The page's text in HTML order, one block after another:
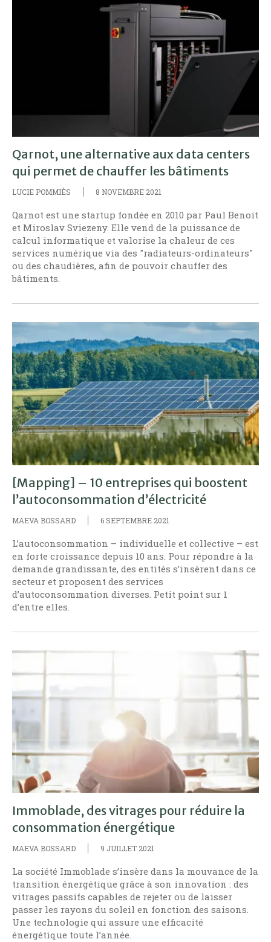
Qarnot, une alternative aux data centers
qui permet de chauffer les bâtiments
LUCIE POMMIÈS 8 NOVEMBRE 2021
Qarnot est une startup fondée en 2010 par Paul Benoit
et Miroslav Sviezeny. Elle vend de la puissance de
calcul informatique et valorise la chaleur de ces
services numérique via des "radiateurs-ordinateurs"
ou des chaudières, afin de pouvoir chauffer des
bâtiments.
[Mapping] – 10 entreprises qui boostent
l’autoconsommation d’électricité
MAEVA BOSSARD 6 SEPTEMBRE 2021
L’autoconsommation – individuelle et collective – est
en forte croissance depuis 10 ans. Pour répondre à la
demande grandissante, des entités s’insèrent dans ce
secteur et proposent des services
d’autoconsommation diverses. Petit point sur 1
d’entre elles.
Immoblade, des vitrages pour réduire la
consommation énergétique
MAEVA BOSSARD 9 JUILLET 2021
La société Immoblade s’insère dans la mouvance de la
transition énergétique grâce à son innovation : des
vitrages passifs capables de rejeter ou de laisser
passer les rayons du soleil en fonction des saisons.
Une technologie qui assure une efficacité
énergétique toute l’année.